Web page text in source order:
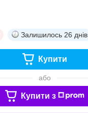
Залишилось 26 днів
Купити
або
Купити з